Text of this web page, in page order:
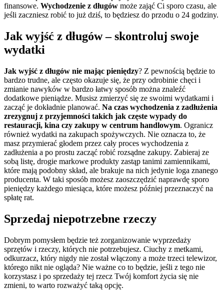
finansowe. Wychodzenie z długów może zająć Ci sporo czasu, ale
jeśli zaczniesz robić to już dziś, to będziesz do przodu o 24 godziny.
Jak wyjść z długów – skontroluj swoje
wydatki
Jak wyjść z długów nie mając pieniędzy? Z pewnością będzie to
bardzo trudne, ale często okazuje się, że przy odrobinie chęci i
zmianie nawyków w bardzo łatwy sposób można znaleźć
dodatkowe pieniądze. Musisz zmierzyć się ze swoimi wydatkami i
zacząć je dokładnie planować. Na czas wychodzenia z zadłużenia
zrezygnuj z przyjemności takich jak częste wypady do
restauracji, kina czy zakupy w centrum handlowym. Ogranicz
również wydatki na zakupach spożywczych. Nie oznacza to, że
masz przymierać głodem przez cały proces wychodzenia z
zadłużenia a po prostu zacząć robić rozsądne zakupy. Zabieraj ze
sobą listę, drogie markowe produkty zastąp tanimi zamiennikami,
które mają podobny skład, ale brakuje na nich jedynie loga znanego
producenta. W taki sposób możesz zaoszczędzić naprawdę sporo
pieniędzy każdego miesiąca, które możesz później przeznaczyć na
spłatę rat.
Sprzedaj niepotrzebne rzeczy
Dobrym pomysłem będzie też zorganizowanie wyprzedaży
sprzętów i rzeczy, których nie potrzebujesz. Ciuchy z metkami,
odkurzacz, który nigdy nie został włączony a może trzeci telewizor,
którego nikt nie ogląda? Nie ważne co to będzie, jeśli z tego nie
korzystasz i po sprzedaży tej rzecz Twój komfort życia się nie
zmieni, to warto rozważyć taką opcję.